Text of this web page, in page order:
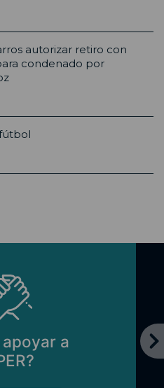
autorizar retiro con
condenado por
a